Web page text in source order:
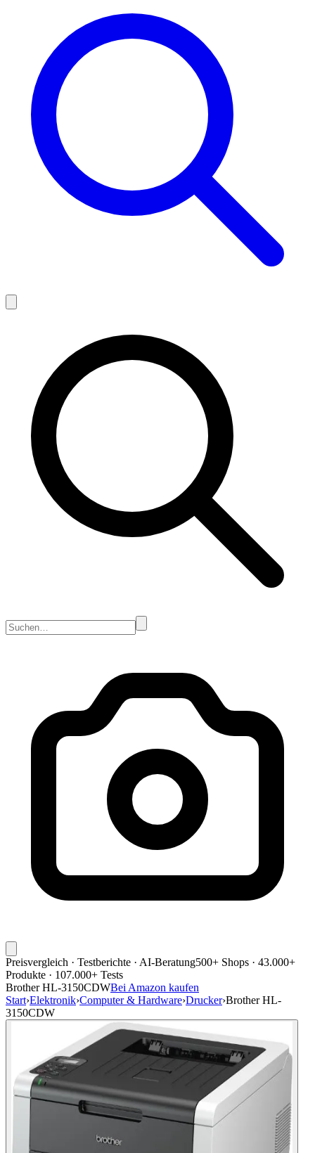
Preisvergleich · Testberichte · AI-Beratung500+ Shops · 43.000+
Produkte · 107.000+ Tests
Brother HL-3150CDWBei Amazon kaufen
Start›Elektronik›Computer & Hardware›Drucker›Brother HL-
3150CDW